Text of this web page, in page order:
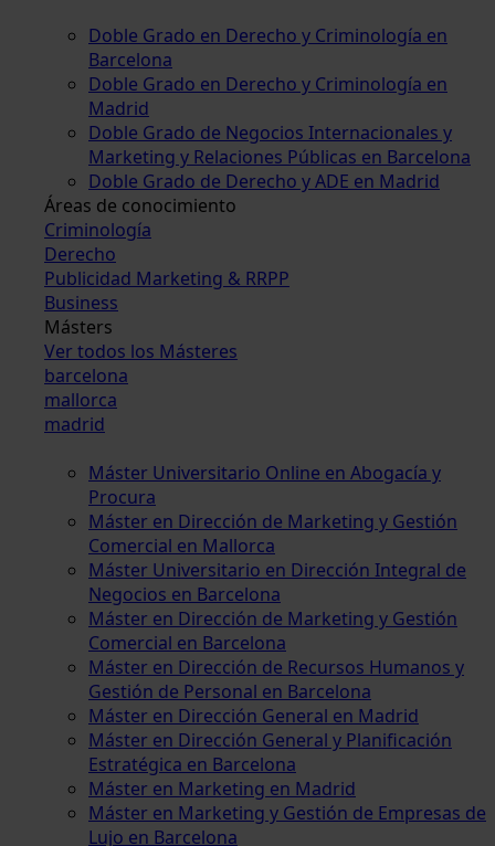
Doble Grado en Derecho y Criminología en
Barcelona
Doble Grado en Derecho y Criminología en
Madrid
Doble Grado de Negocios Internacionales y
Marketing y Relaciones Públicas en Barcelona
Doble Grado de Derecho y ADE en Madrid
Áreas de conocimiento
Criminología
Derecho
Publicidad Marketing & RRPP
Business
Másters
Ver todos los Másteres
barcelona
mallorca
madrid
Máster Universitario Online en Abogacía y
Procura
Máster en Dirección de Marketing y Gestión
Comercial en Mallorca
Máster Universitario en Dirección Integral de
Negocios en Barcelona
Máster en Dirección de Marketing y Gestión
Comercial en Barcelona
Máster en Dirección de Recursos Humanos y
Gestión de Personal en Barcelona
Máster en Dirección General en Madrid
Máster en Dirección General y Planificación
Estratégica en Barcelona
Máster en Marketing en Madrid
Máster en Marketing y Gestión de Empresas de
Lujo en Barcelona